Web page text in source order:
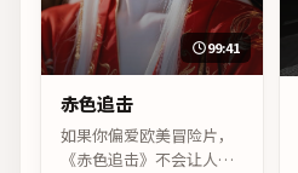
99:41
赤色追击
如果你偏爱欧美冒险片，
《赤色追击》不会让人失